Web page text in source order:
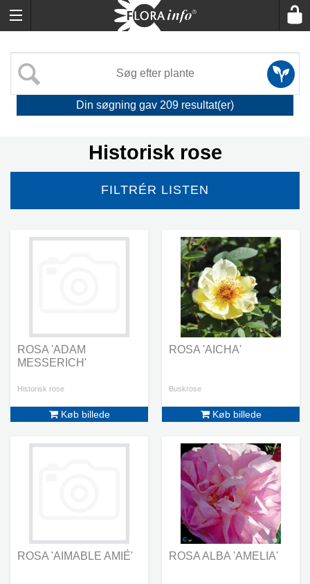
Din søgning gav 209 resultat(er)
Historisk rose
FILTRÉR LISTEN
ROSA 'ADAM
MESSERICH'
Historisk rose
Køb billede
ROSA 'AICHA'
Buskrose
Køb billede
ROSA 'AIMABLE AMIÉ' ROSA ALBA 'AMELIA'